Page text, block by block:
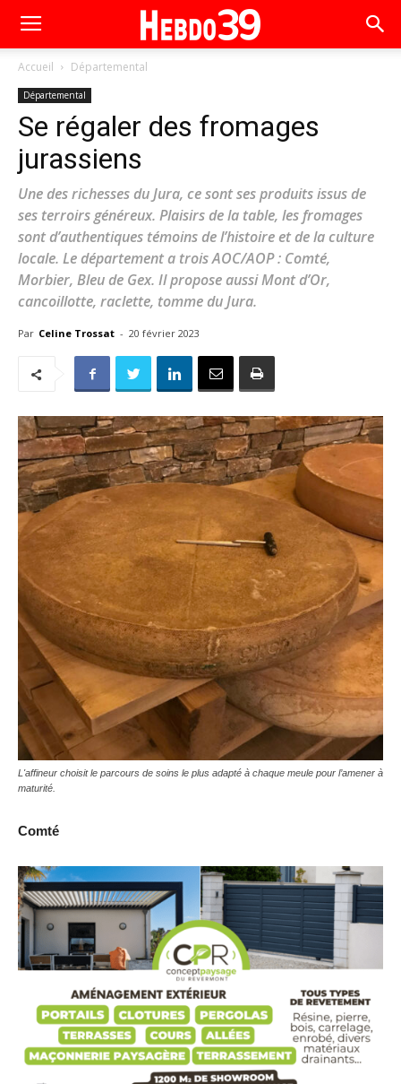
Accueil Départemental
Départemental
Se régaler des fromages
jurassiens
Une des richesses du Jura, ce sont ses produits issus de
ses terroirs généreux. Plaisirs de la table, les fromages
sont d’authentiques témoins de l’histoire et de la culture
locale. Le département a trois AOC/AOP : Comté,
Morbier, Bleu de Gex. Il propose aussi Mont d’Or,
cancoillotte, raclette, tomme du Jura.
Par Celine Trossat - 20 février 2023
L'affineur choisit le parcours de soins le plus adapté à chaque meule pour l’amener à
maturité.
Comté